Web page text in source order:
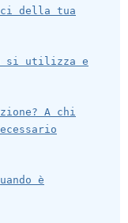
della tua
si utilizza e
A chi
è